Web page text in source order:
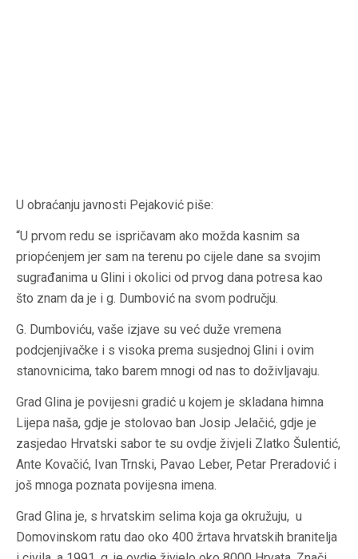
U obraćanju javnosti Pejaković piše:
“U prvom redu se ispričavam ako možda kasnim sa
priopćenjem jer sam na terenu po cijele dane sa svojim
sugrađanima u Glini i okolici od prvog dana potresa kao
što znam da je i g. Dumbović na svom području.
G. Dumboviću, vaše izjave su već duže vremena
podcjenjivačke i s visoka prema susjednoj Glini i ovim
stanovnicima, tako barem mnogi od nas to doživljavaju.
Grad Glina je povijesni gradić u kojem je skladana himna
Lijepa naša, gdje je stolovao ban Josip Jelačić, gdje je
zasjedao Hrvatski sabor te su ovdje živjeli Zlatko Šulentić,
Ante Kovačić, Ivan Trnski, Pavao Leber, Petar Preradović i
još mnoga poznata povijesna imena.
Grad Glina je, s hrvatskim selima koja ga okružuju, u
Domovinskom ratu dao oko 400 žrtava hrvatskih branitelja